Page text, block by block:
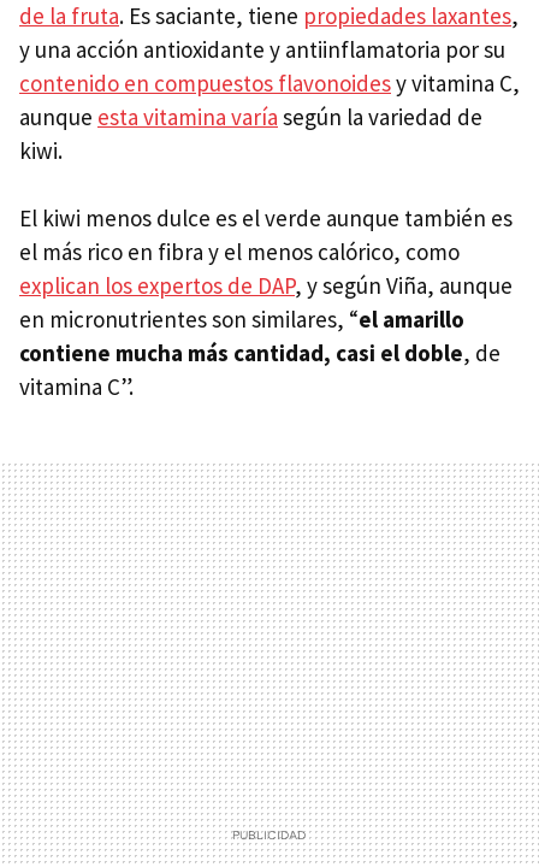
de la fruta. Es saciante, tiene propiedades laxantes,
y una acción antioxidante y antiinflamatoria por su
contenido en compuestos flavonoidesy vitamina C,
aunque esta vitamina varía según la variedad de
kiwi.
El kiwi menos dulce es el verde aunque también es
el más rico en fibra y el menos calórico, como
explican los expertos de DAP, y según Viña, aunque
en micronutrientes son similares, “el amarillo
contiene mucha más cantidad, casi el doble, de
vitamina C”.